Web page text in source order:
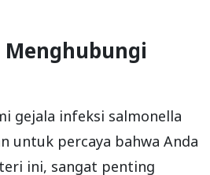
Menghubungi
gejala infeksi salmonella
untuk percaya bahwa Anda
ini, sangat penting